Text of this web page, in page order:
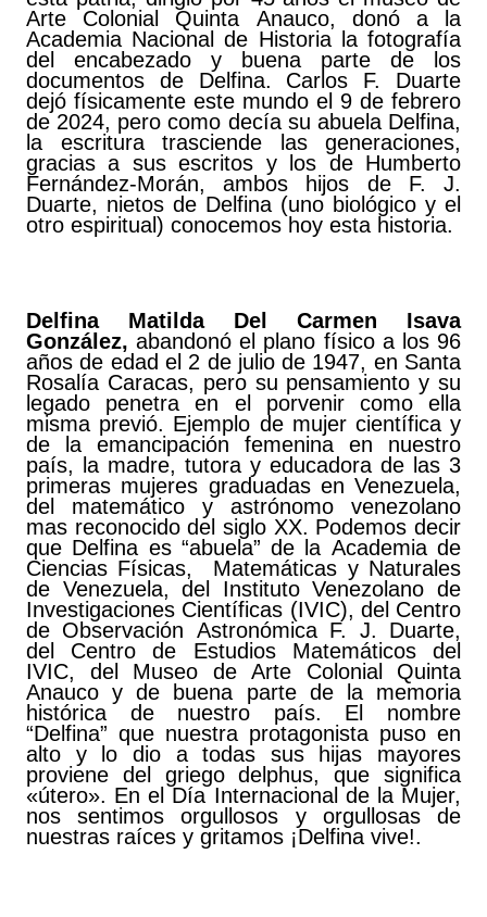
Arte Colonial Quinta Anauco, donó a la
Academia Nacional de Historia la fotografía
del encabezado y buena parte de los
documentos de Delfina. Carlos F. Duarte
dejó físicamente este mundo el 9 de febrero
de 2024, pero como decía su abuela Delfina,
la escritura trasciende las generaciones,
gracias a sus escritos y los de Humberto
Fernández-Morán, ambos hijos de F. J.
Duarte, nietos de Delfina (uno biológico y el
otro espiritual) conocemos hoy esta historia.
Delfina Matilda Del Carmen Isava
González, abandonó el plano físico a los 96
años de edad el 2 de julio de 1947, en Santa
Rosalía Caracas, pero su pensamiento y su
legado penetra en el porvenir como ella
misma previó. Ejemplo de mujer científica y
de la emancipación femenina en nuestro
país, la madre, tutora y educadora de las 3
primeras mujeres graduadas en Venezuela,
del matemático y astrónomo venezolano
mas reconocido del siglo XX. Podemos decir
que Delfina es “abuela” de la Academia de
Ciencias Físicas, Matemáticas y Naturales
de Venezuela, del Instituto Venezolano de
Investigaciones Científicas (IVIC), del Centro
de Observación Astronómica F. J. Duarte,
del Centro de Estudios Matemáticos del
IVIC, del Museo de Arte Colonial Quinta
Anauco y de buena parte de la memoria
histórica de nuestro país. El nombre
“Delfina” que nuestra protagonista puso en
alto y lo dio a todas sus hijas mayores
proviene del griego delphus, que significa
«útero». En el Día Internacional de la Mujer,
nos sentimos orgullosos y orgullosas de
nuestras raíces y gritamos ¡Delfina vive!.